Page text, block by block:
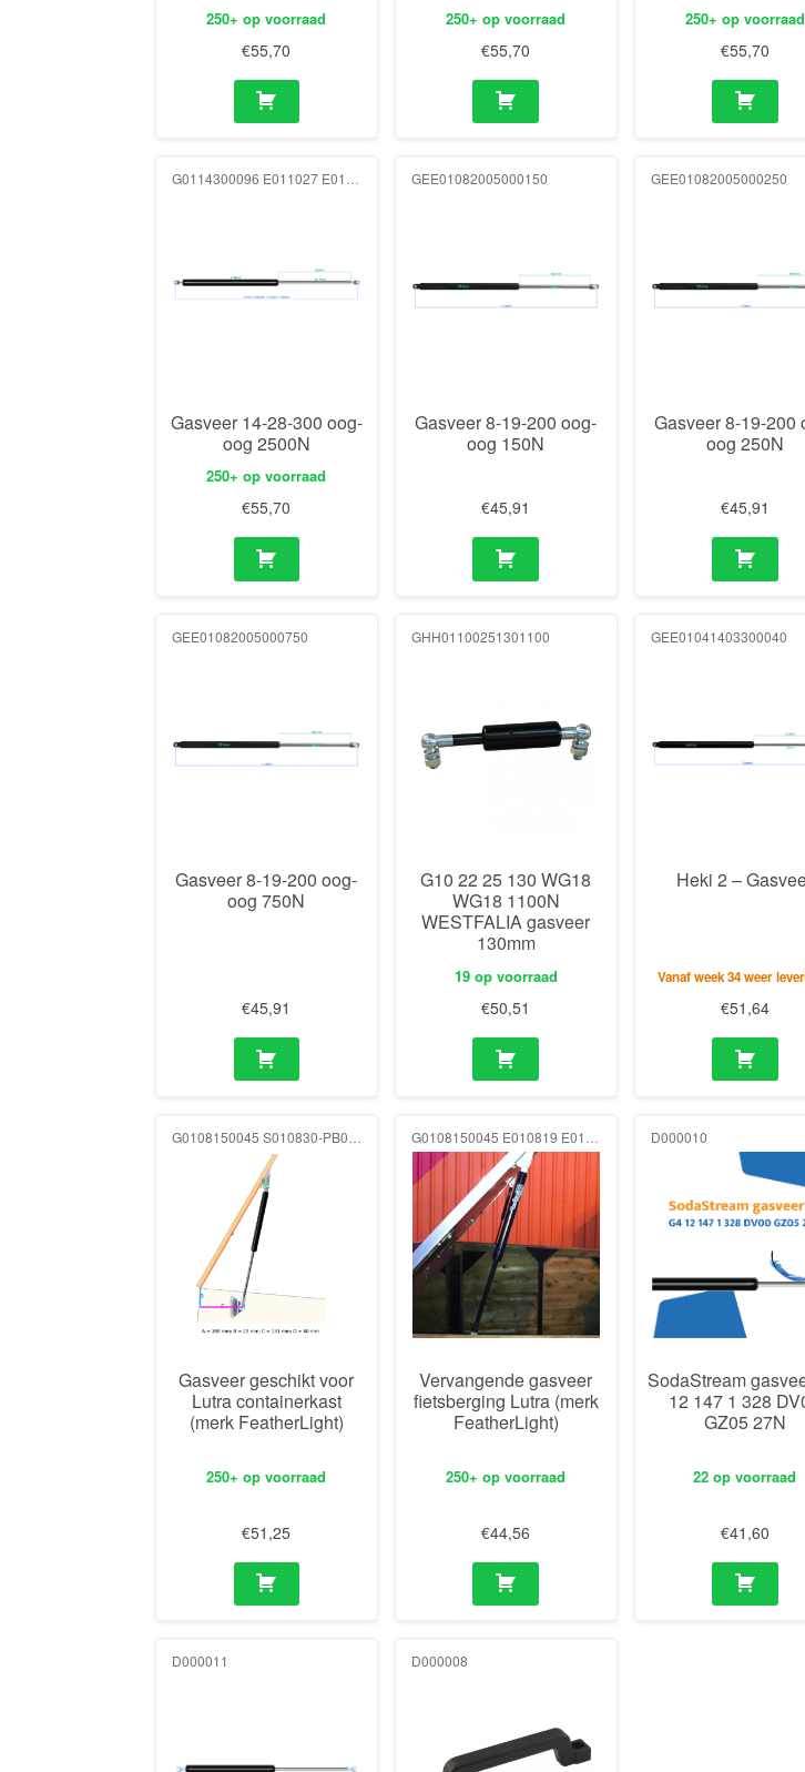
250+ op voorraad
€55,70
250+ op voorraad
€55,70
250+ op voorraad
€55,70
Gasveer 14-28-300 oog-
oog 2500N
250+ op voorraad
€55,70
GEE01082005000150
Gasveer 8-19-200 oog-
oog 150N
€45,91
GEE01082005000250
Gasveer 8-19-200
oog 250N
€45,91
GEE01082005000750
Gasveer 8-19-200 oog-
oog 750N
€45,91
GHH01100251301100
G10 22 25 130 WG18
WG18 1100N
WESTFALIA gasveer
130mm
19 op voorraad
€50,51
GEE01041403300040
Heki 2 –
Vanaf week 34 weer
€51,64
Gasveer geschikt voor
Lutra containerkast
(merk FeatherLight)
250+ op voorraad
€51,25
Vervangende gasveer
fietsberging Lutra (merk
FeatherLight)
250+ op voorraad
€44,56
D000010
SodaStream
12 147 1 328
GZ05 27N
22 op voorraad
€41,60
D000011 D000008